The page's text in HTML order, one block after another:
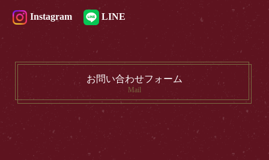
Instagram LINE
お問い合わせフォーム
Mail